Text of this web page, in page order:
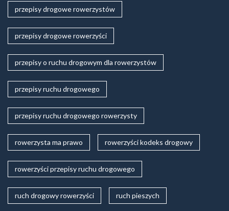
przepisy drogowe rowerzystów
przepisy drogowe rowerzyści
przepisy o ruchu drogowym dla rowerzystów
przepisy ruchu drogowego
przepisy ruchu drogowego rowerzysty
rowerzysta ma prawo rowerzyści kodeks drogowy
rowerzyści przepisy ruchu drogowego
ruch drogowy rowerzyści ruch pieszych